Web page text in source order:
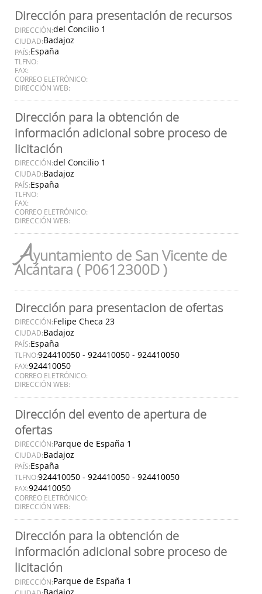
Dirección para presentación de recursos
DIRECCIÓN:del Concilio 1
CIUDAD:Badajoz
PAÍS:España
TLFNO:
FAX:
CORREO ELETRÓNICO:
DIRECCIÓN WEB:
Dirección para la obtención de
información adicional sobre proceso de
licitación
DIRECCIÓN:del Concilio 1
CIUDAD:Badajoz
PAÍS:España
TLFNO:
FAX:
CORREO ELETRÓNICO:
DIRECCIÓN WEB:
Ayuntamiento de San Vicente de
Alcántara ( P0612300D )
Dirección para presentacion de ofertas
DIRECCIÓN:Felipe Checa 23
CIUDAD:Badajoz
PAÍS:España
TLFNO:924410050 - 924410050 - 924410050
FAX:924410050
CORREO ELETRÓNICO:
DIRECCIÓN WEB:
Dirección del evento de apertura de
ofertas
DIRECCIÓN:Parque de España 1
CIUDAD:Badajoz
PAÍS:España
TLFNO:924410050 - 924410050 - 924410050
FAX:924410050
CORREO ELETRÓNICO:
DIRECCIÓN WEB:
Dirección para la obtención de
información adicional sobre proceso de
licitación
DIRECCIÓN:Parque de España 1